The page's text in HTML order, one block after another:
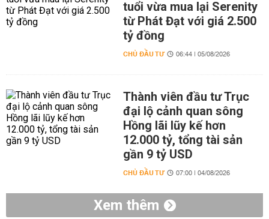
tuổi vừa mua lại Serenity
từ Phát Đạt với giá 2.500
tỷ đồng
CHỦ ĐẦU TƯ 06:44 | 05/08/2026
Thành viên đầu tư Trục
đại lộ cảnh quan sông
Hồng lãi lũy kế hơn
12.000 tỷ, tổng tài sản
gần 9 tỷ USD
CHỦ ĐẦU TƯ 07:00 | 04/08/2026
Xem thêm